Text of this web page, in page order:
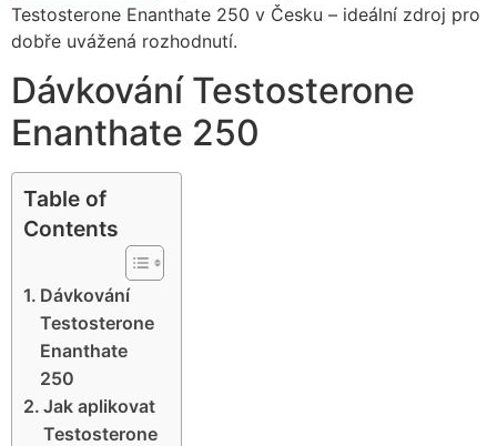
Testosterone Enanthate 250 v Česku – ideální zdroj pro
dobře uvážená rozhodnutí.
Dávkování Testosterone
Enanthate 250
Table of
Contents
Dávkování
Testosterone
Enanthate
250
Jak aplikovat
Testosterone